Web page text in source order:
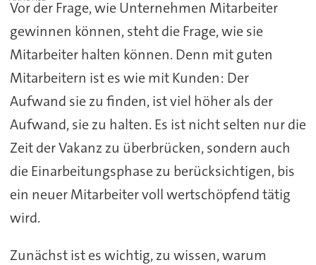
Vor der Frage, wie Unternehmen Mitarbeiter
gewinnen können, steht die Frage, wie sie
Mitarbeiter halten können. Denn mit guten
Mitarbeitern ist es wie mit Kunden: Der
Aufwand sie zu finden, ist viel höher als der
Aufwand, sie zu halten. Es ist nicht selten nur die
Zeit der Vakanz zu überbrücken, sondern auch
die Einarbeitungsphase zu berücksichtigen, bis
ein neuer Mitarbeiter voll wertschöpfend tätig
wird.
Zunächst ist es wichtig, zu wissen, warum